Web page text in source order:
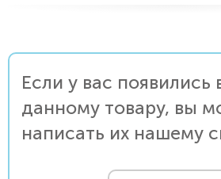
Если у вас
данному товару, вы
написать их нашему